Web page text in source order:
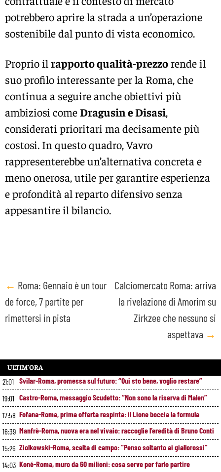
potrebbero aprire la strada a un’operazione
sostenibile dal punto di vista economico.
Proprio il rapporto qualità-prezzorende il
suo profilo interessante per la Roma, che
continua a seguire anche obiettivi più
ambiziosi comeDragusin e Disasi,
considerati prioritari ma decisamente più
costosi. In questo quadro, Vavro
rappresenterebbe un’alternativa concreta e
meno onerosa, utile per garantire esperienza
e profondità al reparto difensivo senza
appesantire il bilancio.
Post
navigation
← Roma: Gennaio è un tour
de force, 7 partite per
rimettersi in pista
Calciomercato Roma: arriva
la rivelazione di Amorim su
Zirkzee che nessuno si
aspettava →
ULTIM’ORA
21:01 Svilar-Roma, promessa sul futuro: “Qui sto bene, voglio restare”
19:01 Castro-Roma, messaggio Scudetto: “Non sono la riserva di Malen”
17:58 Fofana-Roma, prima offerta respinta: il Lione boccia la formula
16:39 Manfrè-Roma, nuova era nel vivaio: raccoglie l’eredità di Bruno Conti
15:26 Ziolkowski-Roma, scelta di campo: “Penso soltanto ai giallorossi”
14:03 Koné-Roma, muro da 60 milioni: cosa serve per farlo partire